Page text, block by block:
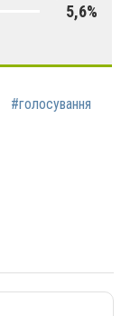
5,6%
#голосування